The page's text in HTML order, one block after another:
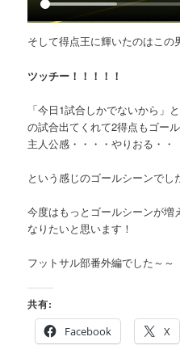
そして得点王に輝いたのはこの
ツッチー！！！！！
「今日1試合しかでないから」
の試合出てくれて2得点もゴー
主人公感・・・・やりおる・・
という感じのゴールシーンでし
今度はもっとゴールシーンが増
なりたいと思います！
フットサル部番外編でした～～
共有:
Facebook
X